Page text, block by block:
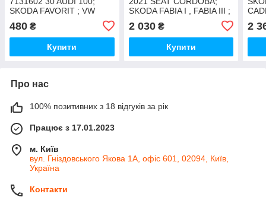
SKODA FAVORIT ; VW
GOLF III , PASSAT , POLO
, VENTO; REAR (L/R)
480 ₴
Купити
SKODA FABIA I , FABIA III ;
VW POLO , POLO СЕДАН ;
REAR (L/R) (W ABS)
2 030₴
Купити
2
Про нас
100% позитивних з 18 відгуків за рік
Працює з 17.01.2023
м. Київ
вул. Гніздовського Якова 1А, офіс 601, 02094, Київ,
Україна
Контакти